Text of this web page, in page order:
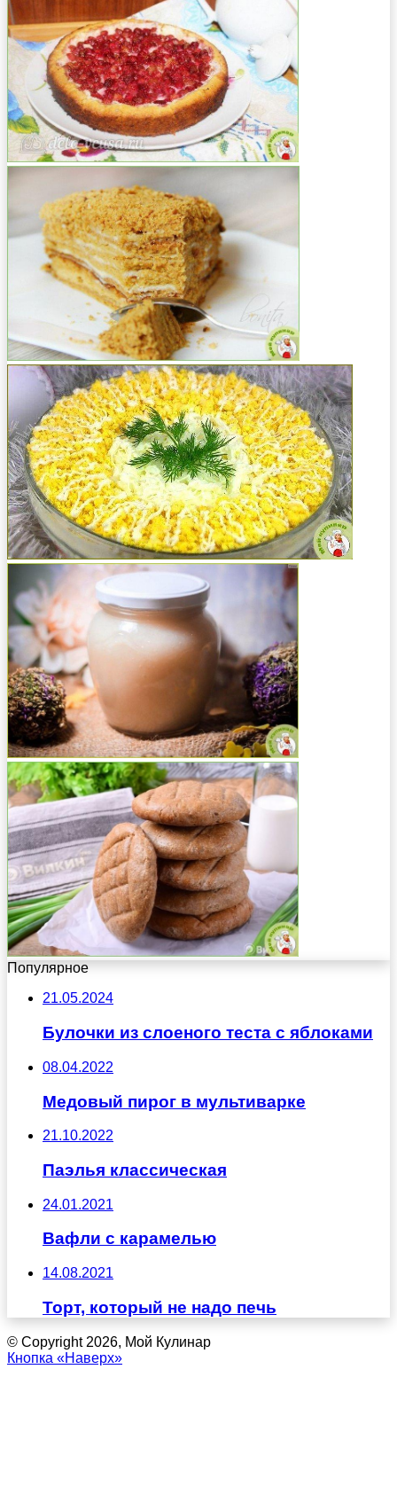
Популярное
21.05.2024
Булочки из слоеного теста с яблоками
08.04.2022
Медовый пирог в мультиварке
21.10.2022
Паэлья классическая
24.01.2021
Вафли с карамелью
14.08.2021
Торт, который не надо печь
© Copyright 2026, Мой Кулинар
Кнопка «Наверх»